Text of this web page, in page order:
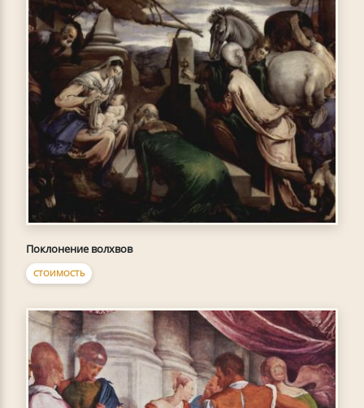
Поклонение волхвов
СТОИМОСТЬ